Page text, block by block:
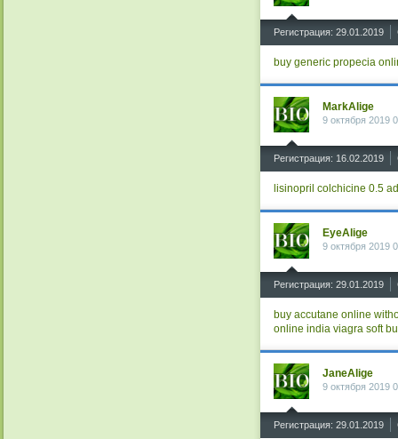
Регистрация: 29.01.2019
buy generic propecia
MarkAlige
9 октября 2019
Регистрация: 16.02.2019
lisinopril colchicine 0.5
EyeAlige
9 октября 2019
Регистрация: 29.01.2019
buy accutane online
online india viagra soft
JaneAlige
9 октября 2019
Регистрация: 29.01.2019